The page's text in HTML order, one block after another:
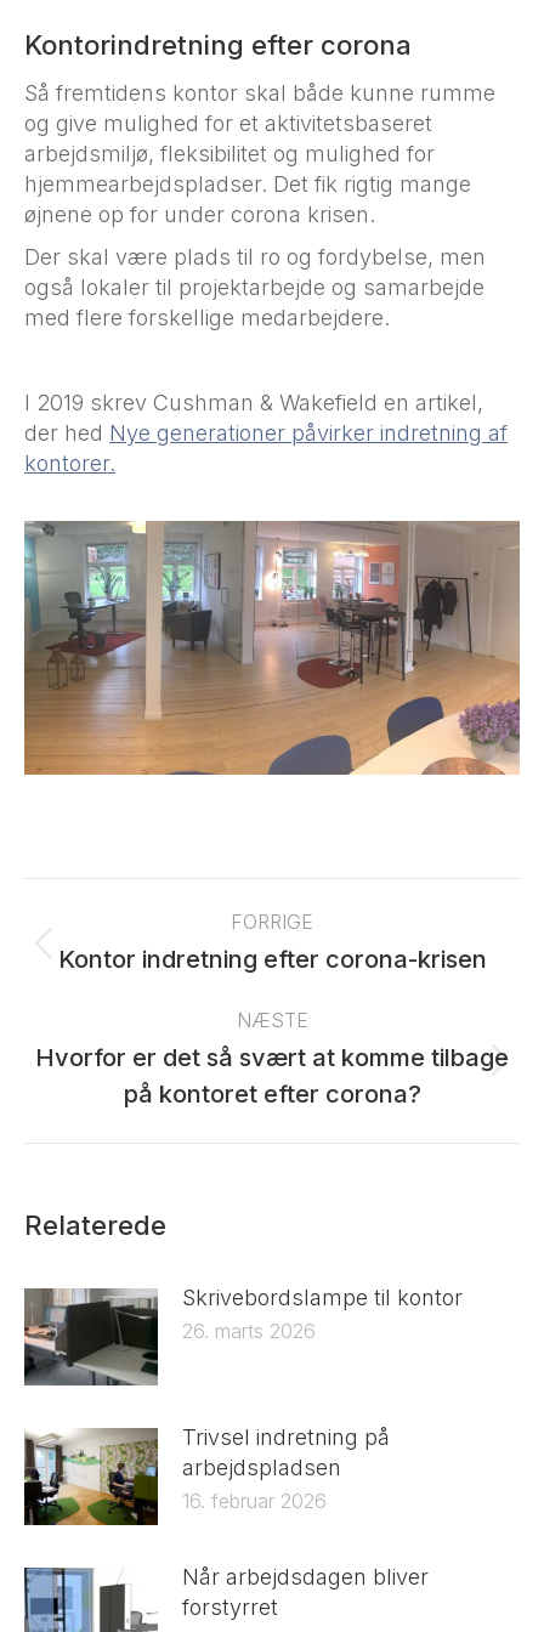
Kontorindretning efter corona
Så fremtidens kontor skal både kunne rumme
og give mulighed for et aktivitetsbaseret
arbejdsmiljø, fleksibilitet og mulighed for
hjemmearbejdspladser. Det fik rigtig mange
øjnene op for under corona krisen.
Der skal være plads til ro og fordybelse, men
også lokaler til projektarbejde og samarbejde
med flere forskellige medarbejdere.
I 2019 skrev Cushman & Wakefield en artikel,
der hed Nye generationer påvirker indretning af
kontorer.
navigation
FORRIGE
Previous
Kontor indretning efter corona-krisen
NÆSTE
Next
post:
Hvorfor er det så svært at komme tilbage
på kontoret efter corona?
Relaterede
Skrivebordslampe til kontor
26. marts 2026
Trivsel indretning på
arbejdspladsen
16. februar 2026
Når arbejdsdagen bliver
forstyrret